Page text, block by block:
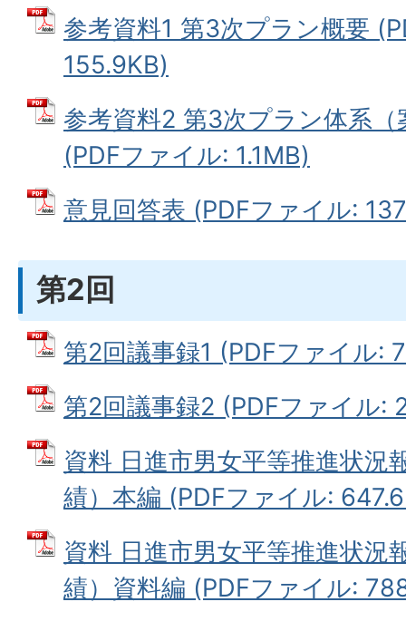
参考資料1 第3次プラン概要
155.9KB)
参考資料2 第3次プラン体系
(PDFファイル: 1.1MB)
意見回答表 (PDFファイル:
第2回
第2回議事録1 (PDFファイル:
第2回議事録2 (PDFファイル:
資料 日進市男女平等推進状況
績）本編 (PDFファイル:
資料 日進市男女平等推進状況
績）資料編 (PDFファイル: